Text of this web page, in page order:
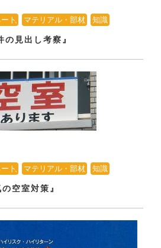
ト、 マテリアル・部材、 知識
の見出し考察』
ト、 マテリアル・部材、 知識
空室対策』